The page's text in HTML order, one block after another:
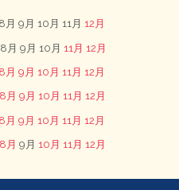
8月 9月 10月 11月 12月
8月 9月 10月 11月 12月
8月 9月 10月 11月 12月
8月 9月 10月 11月 12月
8月 9月 10月 11月 12月
8月 9月 10月 11月 12月